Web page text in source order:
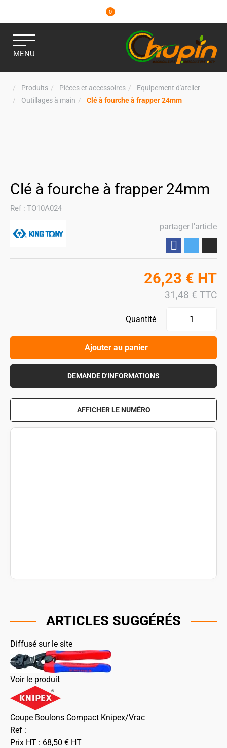
0
MENU
Produits Pièces et accessoires
Equipement d'atelier
Outillages à main
Clé à fourche à frapper 24mm
Clé à fourche à frapper 24mm
Ref : TO10A024
partager l'article
26,23 € HT
31,48 € TTC
Quantité
Ajouter au panier
DEMANDE D'INFORMATIONS
AFFICHER LE NUMÉRO
ARTICLES SUGGÉRÉS
Diffusé sur le site
Voir le produit
Coupe Boulons Compact Knipex/Vrac
Ref :
Prix HT : 68,50 € HT